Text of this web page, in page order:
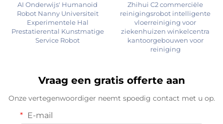
AI Onderwijs' Humanoid
Robot Nanny Universiteit
Experimentele Hal
Prestatierental Kunstmatige
Service Robot
Zhihui C2 commerciële
reinigingsrobot intelligente
vloerreiniging voor
ziekenhuizen winkelcentra
kantoorgebouwen voor
reiniging
Vraag een gratis offerte aan
Onze vertegenwoordiger neemt spoedig contact met u op.
E-mail